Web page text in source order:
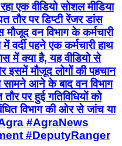
एक वीडियो सोशल मीडिया
तौर पर डिप्टी रेंजर डांस
वन विभाग के कर्मचारी
वर्दी पहने एक कर्मचारी हाथ
में क्या है, यह वीडियो से
इसमें मौजूद लोगों की पहचान
सामने आने के बाद वन विभाग
पर हुई गतिविधियों को
विभाग की ओर से जांच या
#AgraNews
#DeputyRanger